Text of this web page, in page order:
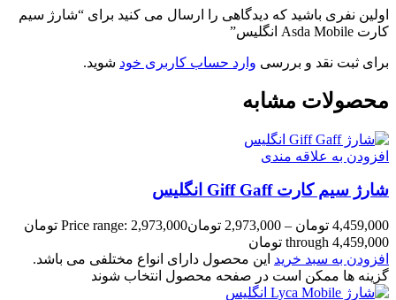
اولین نفری باشید که دیدگاهی را ارسال می کنید برای “شارژ سیم
کارت Asda Mobile انگلیس”
برای ثبت نقد و بررسی وارد حساب کاربری خود شوید.
محصولات مشابه
افزودن به علاقه مندی
شارژ سیم کارت Giff Gaff انگلیس
4,459,000 تومان –
2,973,000 تومان
Price range: 2,973,000 تومان
through 4,459,000 تومان
افزودن به سبد خرید این محصول دارای انواع مختلفی می باشد.
گزینه ها ممکن است در صفحه محصول انتخاب شوند